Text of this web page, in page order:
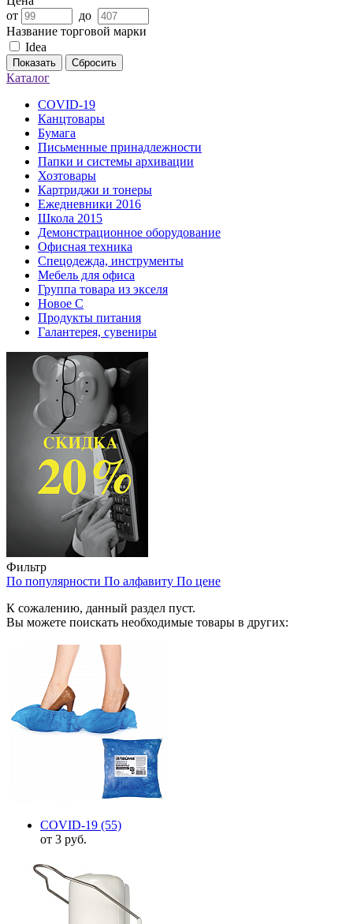
от
до
Название торговой марки
Idea
Показать Сбросить
Каталог
COVID-19
Канцтовары
Бумага
Письменные принадлежности
Папки и системы архивации
Хозтовары
Картриджи и тонеры
Ежедневники 2016
Школа 2015
Демонстрационное оборудование
Офисная техника
Спецодежда, инструменты
Мебель для офиса
Группа товара из экселя
Новое С
Продукты питания
Галантерея, сувениры
Фильтр
По популярности По алфавиту По цене
К сожалению, данный раздел пуст.
Вы можете поискать необходимые товары в других:
COVID-19 (55)
от 3 руб.